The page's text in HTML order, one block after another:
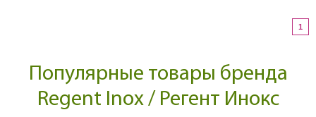
1
Популярные товары бренда
Regent Inox / Регент Инокс